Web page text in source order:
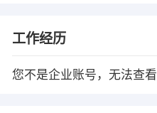
工作经历
您不是企业账号，无法查看